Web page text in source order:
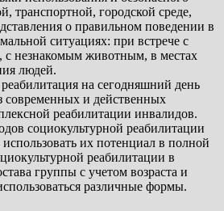
транспортной, городской среде,
о правильном поведении в
ситуациях: при встрече с
с незнакомым животным, в местах
людей.
на сегодняшний день
современных и действенных
реабилитации инвалидов.
социокультурной реабилитации
использовать их потенциал в полной
реабилитации в
группы с учетом возраста и
различные формы.